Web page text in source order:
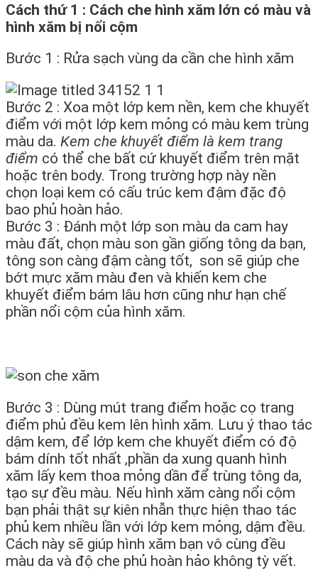
Cách thứ 1 : Cách che hình xăm lớn có màu và
hình xăm bị nổi cộm
Bước 1 : Rửa sạch vùng da cần che hình xăm
Bước 2 : Xoa một lớp kem nền, kem che khuyết
điểm với một lớp kem mỏng có màu kem trùng
màu da. Kem che khuyết điểm là kem trang
điểm có thể che bất cứ khuyết điểm trên mặt
hoặc trên body. Trong trường hợp này nền
chọn loại kem có cấu trúc kem đậm đặc độ
bao phủ hoàn hảo.
Bước 3 : Đánh một lớp son màu da cam hay
màu đất, chọn màu son gần giống tông da bạn,
tông son càng đậm càng tốt, son sẽ giúp che
bớt mực xăm màu đen và khiến kem che
khuyết điểm bám lâu hơn cũng như hạn chế
phần nổi cộm của hình xăm.
Bước 3 : Dùng mút trang điểm hoặc cọ trang
điểm phủ đều kem lên hình xăm. Lưu ý thao tác
dậm kem, để lớp kem che khuyết điểm có độ
bám dính tốt nhất ,phần da xung quanh hình
xăm lấy kem thoa mỏng dần để trùng tông da,
tạo sự đều màu. Nếu hình xăm càng nổi cộm
bạn phải thật sự kiên nhẫn thực hiện thao tác
phủ kem nhiều lần với lớp kem mỏng, dậm đều.
Cách này sẽ giúp hình xăm bạn vô cùng đều
màu da và độ che phủ hoàn hảo không tỳ vết.